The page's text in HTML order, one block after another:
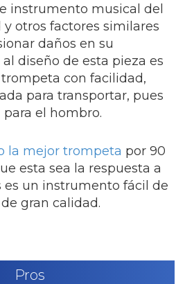
instrumento musical del
otros factores similares
daños en su
diseño de esta pieza es
con facilidad,
para transportar, pues
el hombro.
la mejor trompeta por 90
esta sea la respuesta a
es un instrumento fácil de
gran calidad.
Pros